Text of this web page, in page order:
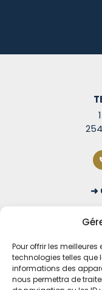
Pour offrir les
technologies telles que
informations des
nous permettra de